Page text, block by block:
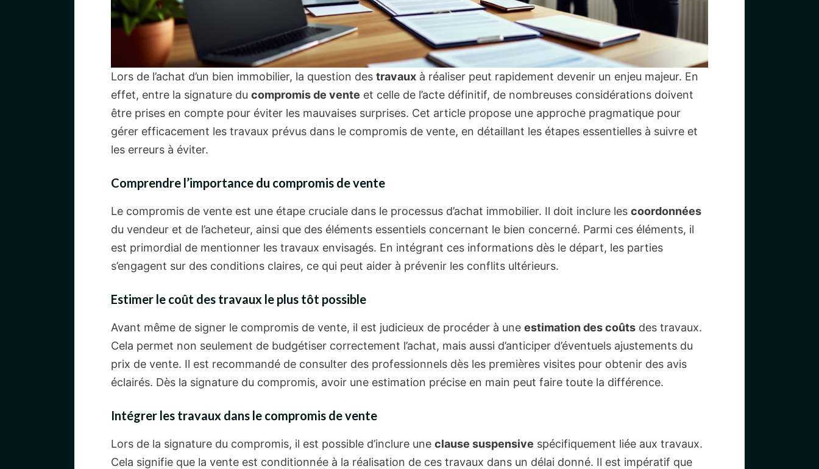
Lors de l’achat d’un bien immobilier, la question des travaux à réaliser peut rapidement devenir un enjeu majeur. En
effet, entre la signature du compromis de vente et celle de l’acte définitif, de nombreuses considérations doivent
être prises en compte pour éviter les mauvaises surprises. Cet article propose une approche pragmatique pour
gérer efficacement les travaux prévus dans le compromis de vente, en détaillant les étapes essentielles à suivre et
les erreurs à éviter.
Comprendre l’importance du compromis de vente
Le compromis de vente est une étape cruciale dans le processus d’achat immobilier. Il doit inclure les coordonnées
du vendeur et de l’acheteur, ainsi que des éléments essentiels concernant le bien concerné. Parmi ces éléments, il
est primordial de mentionner les travaux envisagés. En intégrant ces informations dès le départ, les parties
s’engagent sur des conditions claires, ce qui peut aider à prévenir les conflits ultérieurs.
Estimer le coût des travaux le plus tôt possible
Avant même de signer le compromis de vente, il est judicieux de procéder à une estimation des coûts des travaux.
Cela permet non seulement de budgétiser correctement l’achat, mais aussi d’anticiper d’éventuels ajustements du
prix de vente. Il est recommandé de consulter des professionnels dès les premières visites pour obtenir des avis
éclairés. Dès la signature du compromis, avoir une estimation précise en main peut faire toute la différence.
Intégrer les travaux dans le compromis de vente
Lors de la signature du compromis, il est possible d’inclure une clause suspensive spécifiquement liée aux travaux.
Cela signifie que la vente est conditionnée à la réalisation de ces travaux dans un délai donné. Il est impératif que